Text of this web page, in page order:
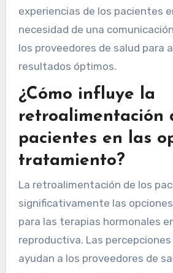
experiencias de los pacientes
necesidad de una
los proveedores de salud para
resultados óptimos.
¿Cómo influye la
retroalimentación
pacientes en las
tratamiento?
La retroalimentación de los
significativamente las
para las terapias hormonales
reproductiva. Las
ayudan a los proveedores de